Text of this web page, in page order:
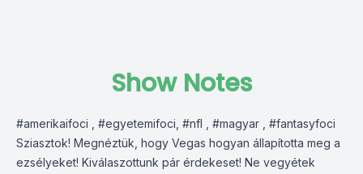
Show Notes
#amerikaifoci , #egyetemifoci, #nfl , #magyar , #fantasyfoci
Sziasztok! Megnéztük, hogy Vegas hogyan állapította meg a
ezsélyeket! Kiválaszottunk pár érdekeset! Ne vegyétek